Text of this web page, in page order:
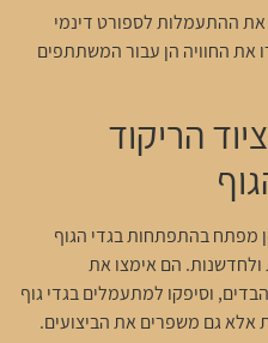
את ההתעמלות לספורט דינמי
את החוויה הן עבור המשתתפים
הריקוד
מפתח בהתפתחות בגדי הגוף
הם אימצו את
וסיפקו למתעמלים בגדי גוף
אלא גם משפרים את הביצועים.